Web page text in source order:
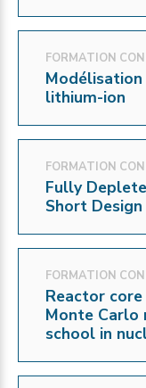
FORMATION
lithium-ion
FORMATION
Fully
Short
FORMATION
Reactor
Monte
school in